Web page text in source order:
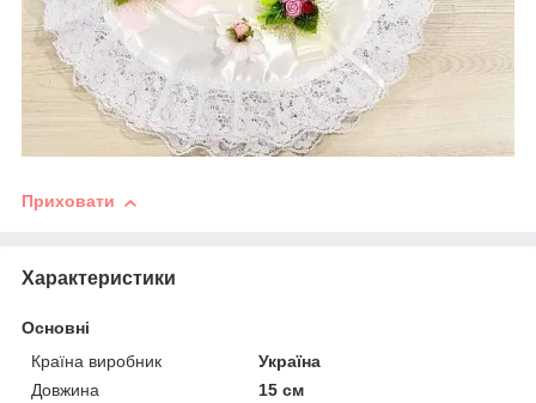
Приховати
Характеристики
Основні
Країна виробник
Україна
Довжина
15 см